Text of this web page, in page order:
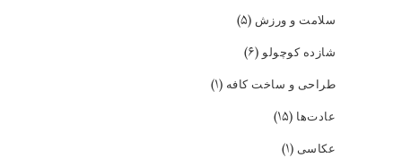
سلامت و ورزش (۵)
شازده کوچولو(۶)
طراحی و ساخت کافه (۱)
عادت‌ها (۱۵)
عکاسی (۱)